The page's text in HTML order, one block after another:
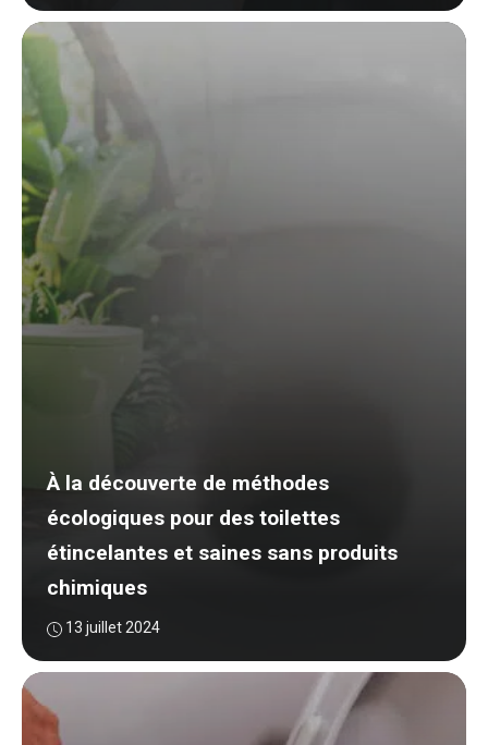
À la découverte de méthodes
écologiques pour des toilettes
étincelantes et saines sans produits
chimiques
13 juillet 2024